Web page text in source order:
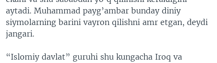
aytadi. Muhammad payg’ambar bunday diniy
siymolarning barini vayron qilishni amr etgan, deydi
jangari.
“Islomiy davlat” guruhi shu kungacha Iroq va